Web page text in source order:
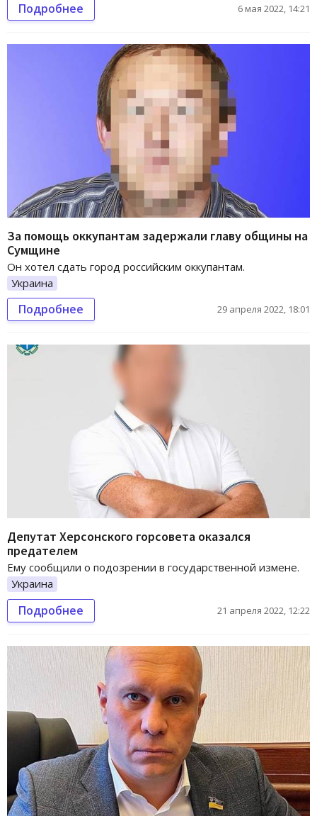
Подробнее 6 мая 2022, 14:21
За помощь оккупантам задержали главу общины на
Сумщине
Он хотел сдать город российским оккупантам.
Украина
Подробнее 29 апреля 2022, 18:01
Депутат Херсонского горсовета оказался
предателем
Ему сообщили о подозрении в государственной измене.
Украина
Подробнее 21 апреля 2022, 12:22